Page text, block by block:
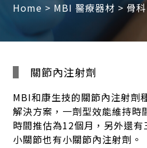
Home > MBI 醫療器材 > 骨科
關節內注射劑
MBI和康生技的關節內注射劑
解決方案，一劑型效能維持時
時間推估為12個月，另外還
小關節也有小關節內注射劑。